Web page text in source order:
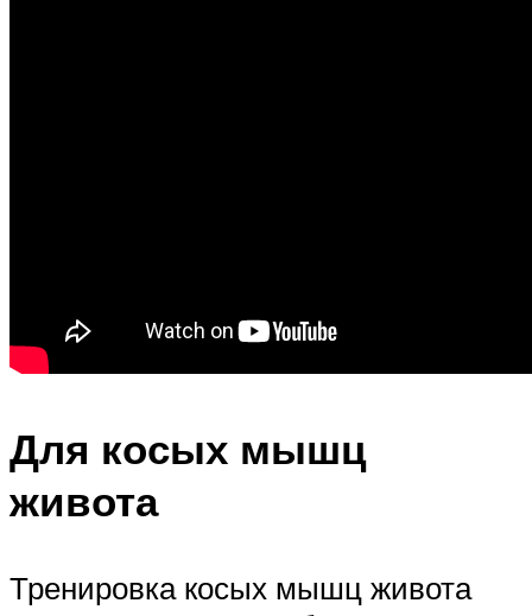
Для косых мышц
живота
Тренировка косых мышц живота